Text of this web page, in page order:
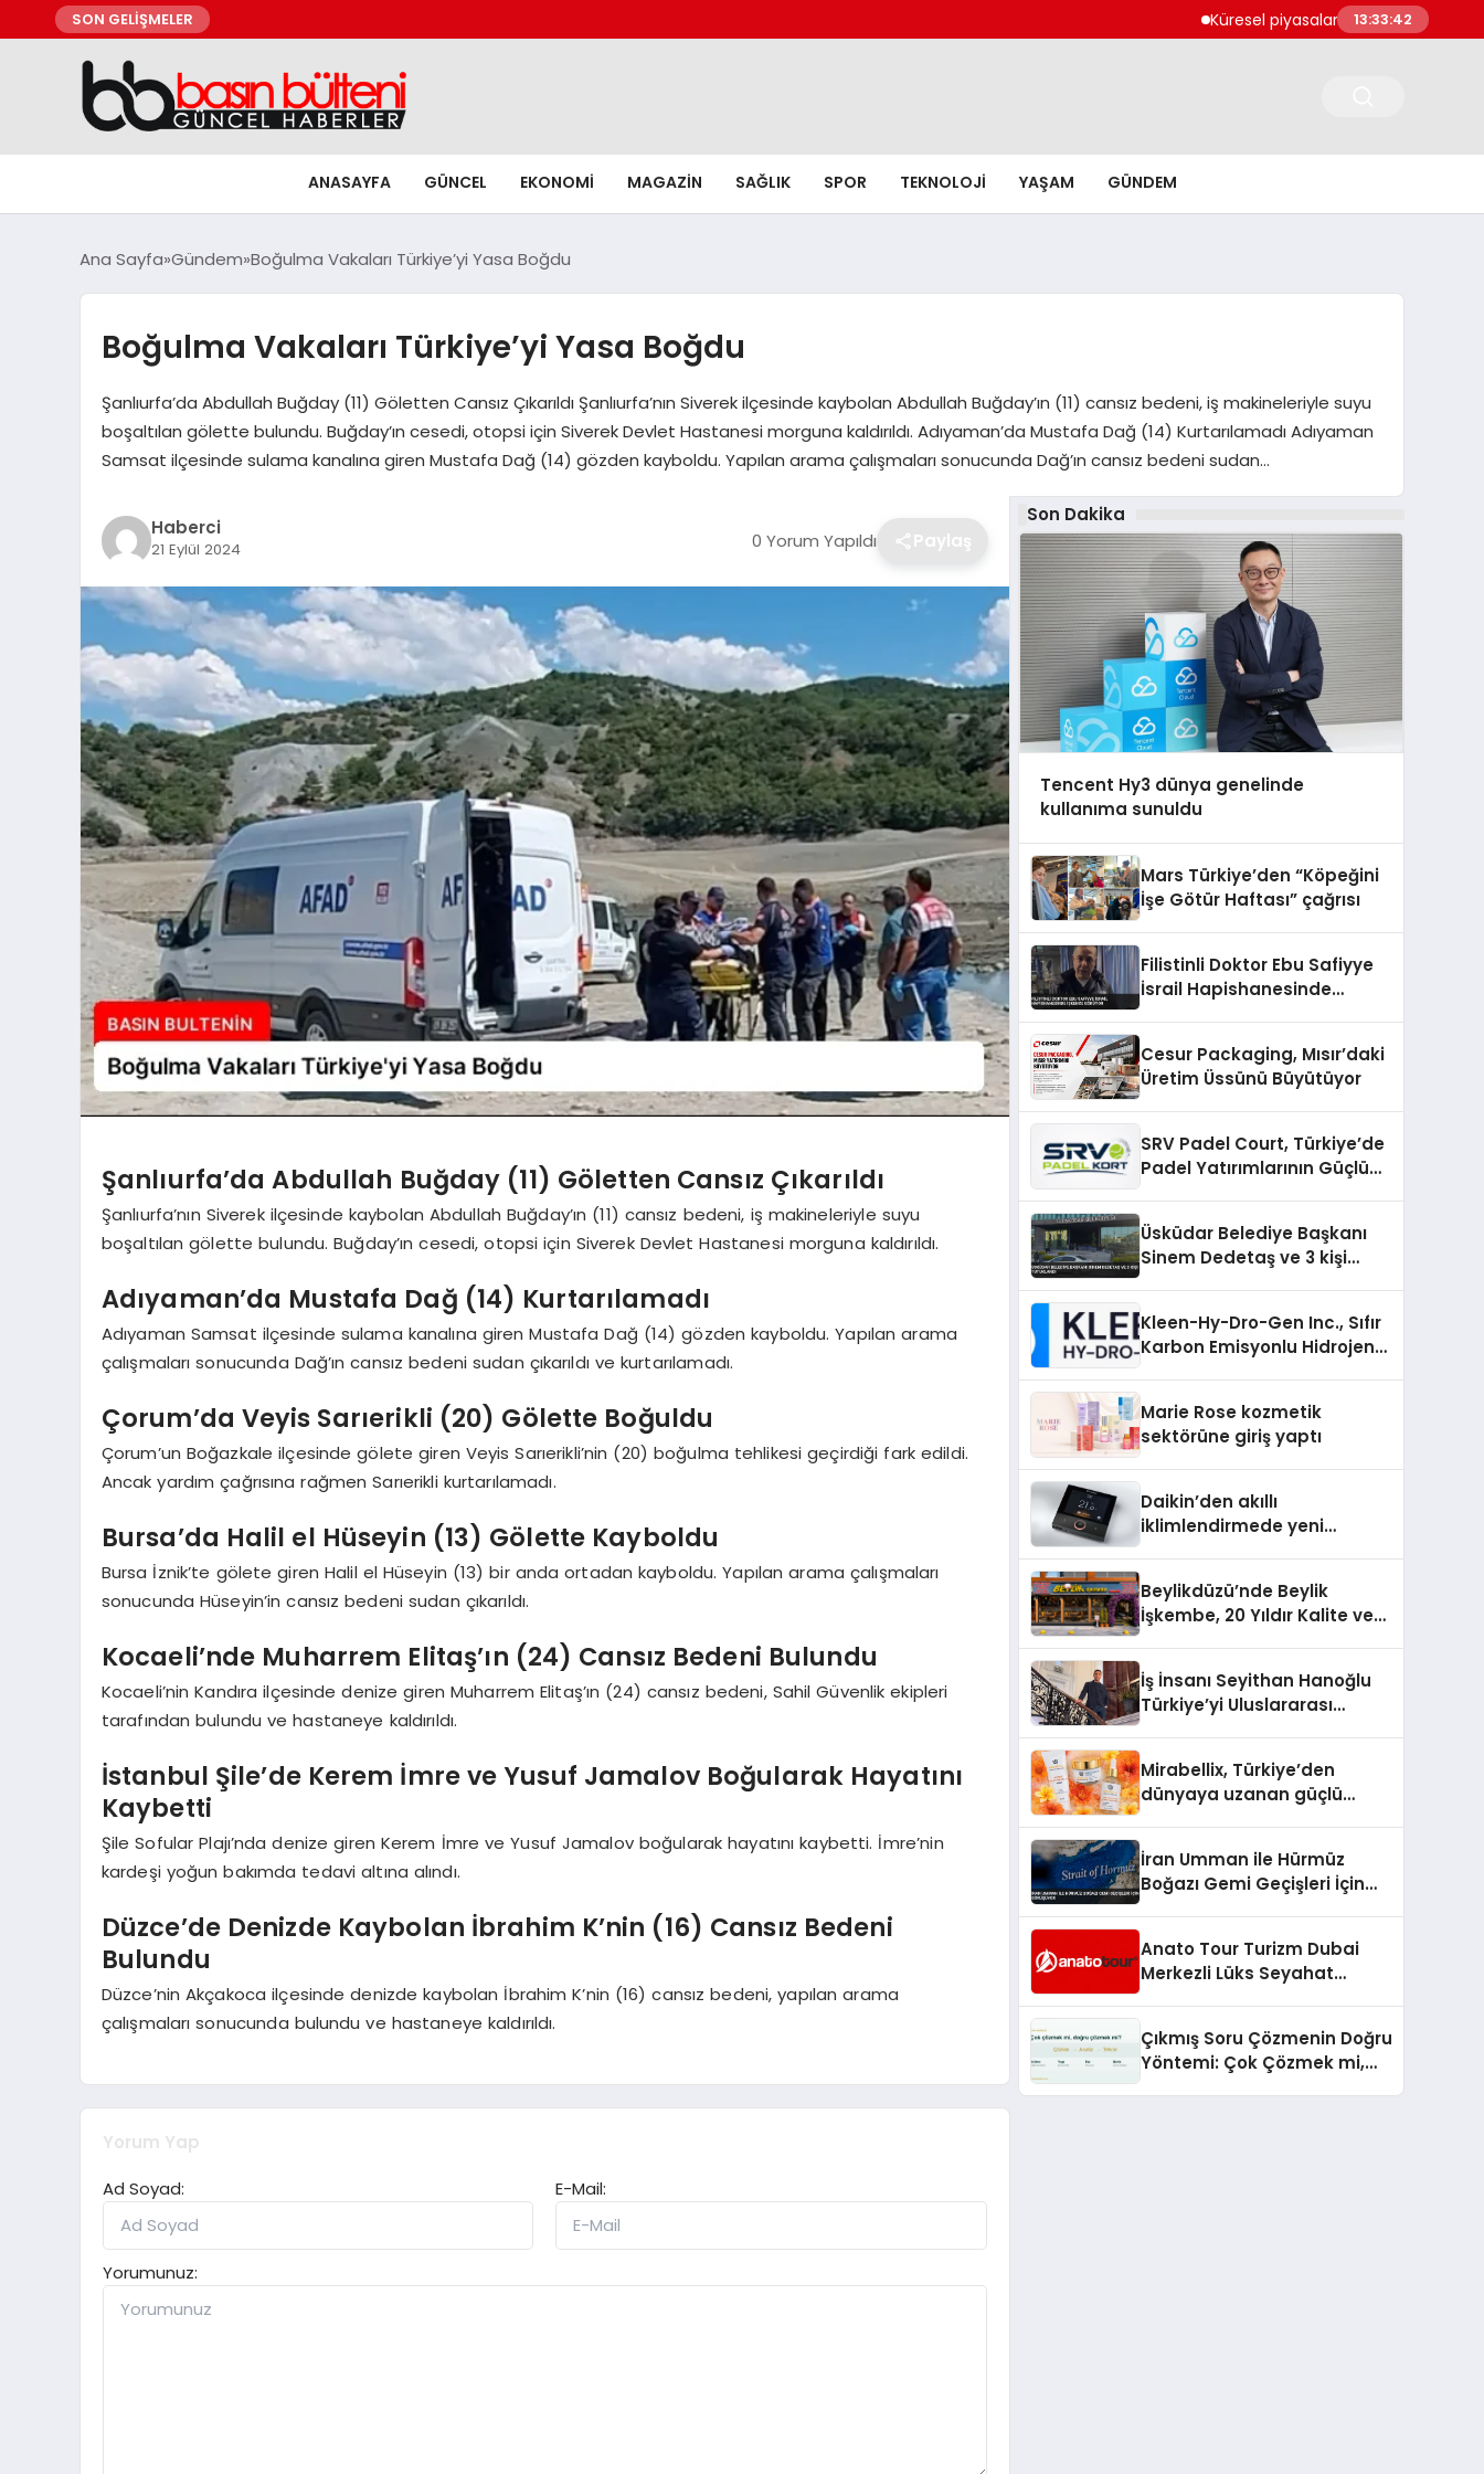
SON GELİŞMELER Küresel piyasalarda karışık seyir hakim
13:33:43
ANASAYFA GÜNCEL EKONOMI MAGAZIN SAĞLIK SPOR TEKNOLOJI YAŞAM GÜNDEM
Ana Sayfa Gündem Boğulma Vakaları Türkiye’yi Yasa Boğdu
Boğulma Vakaları Türkiye’yi Yasa Boğdu
Şanlıurfa’da Abdullah Buğday (11) Göletten Cansız Çıkarıldı Şanlıurfa’nın Siverek ilçesinde kaybolan Abdullah Buğday’ın (11) cansız bedeni, iş makineleriyle suyu
boşaltılan gölette bulundu. Buğday’ın cesedi, otopsi için Siverek Devlet Hastanesi morguna kaldırıldı. Adıyaman’da Mustafa Dağ (14) Kurtarılamadı Adıyaman
Samsat ilçesinde sulama kanalına giren Mustafa Dağ (14) gözden kayboldu. Yapılan arama çalışmaları sonucunda Dağ’ın cansız bedeni sudan…
Haberci
21 Eylül 2024 0 Yorum Yapıldı Paylaş
Şanlıurfa’da Abdullah Buğday (11) Göletten Cansız Çıkarıldı
Şanlıurfa’nın Siverek ilçesinde kaybolan Abdullah Buğday’ın (11) cansız bedeni, iş makineleriyle suyu
boşaltılan gölette bulundu. Buğday’ın cesedi, otopsi için Siverek Devlet Hastanesi morguna kaldırıldı.
Adıyaman’da Mustafa Dağ (14) Kurtarılamadı
Adıyaman Samsat ilçesinde sulama kanalına giren Mustafa Dağ (14) gözden kayboldu. Yapılan arama
çalışmaları sonucunda Dağ’ın cansız bedeni sudan çıkarıldı ve kurtarılamadı.
Çorum’da Veyis Sarıerikli (20) Gölette Boğuldu
Çorum’un Boğazkale ilçesinde gölete giren Veyis Sarıerikli’nin (20) boğulma tehlikesi geçirdiği fark edildi.
Ancak yardım çağrısına rağmen Sarıerikli kurtarılamadı.
Bursa’da Halil el Hüseyin (13) Gölette Kayboldu
Bursa İznik’te gölete giren Halil el Hüseyin (13) bir anda ortadan kayboldu. Yapılan arama çalışmaları
sonucunda Hüseyin’in cansız bedeni sudan çıkarıldı.
Kocaeli’nde Muharrem Elitaş’ın (24) Cansız Bedeni Bulundu
Kocaeli’nin Kandıra ilçesinde denize giren Muharrem Elitaş’ın (24) cansız bedeni, Sahil Güvenlik ekipleri
tarafından bulundu ve hastaneye kaldırıldı.
İstanbul Şile’de Kerem İmre ve Yusuf Jamalov Boğularak Hayatını
Kaybetti
Şile Sofular Plajı’nda denize giren Kerem İmre ve Yusuf Jamalov boğularak hayatını kaybetti. İmre’nin
kardeşi yoğun bakımda tedavi altına alındı.
Düzce’de Denizde Kaybolan İbrahim K’nin (16) Cansız Bedeni
Bulundu
Düzce’nin Akçakoca ilçesinde denizde kaybolan İbrahim K’nin (16) cansız bedeni, yapılan arama
çalışmaları sonucunda bulundu ve hastaneye kaldırıldı.
Yorum Yap
Ad Soyad:
E-Mail:
Yorumunuz:
Son Dakika
Tencent Hy3 dünya genelinde
kullanıma sunuldu
Mars Türkiye’den “Köpeğini
İşe Götür Haftası” çağrısı
Filistinli Doktor Ebu Safiyye
İsrail Hapishanesinde
Cesur Packaging, Mısır’daki
Üretim Üssünü Büyütüyor
SRV Padel Court, Türkiye’de
Padel Yatırımlarının Güçlü
Üsküdar Belediye Başkanı
Sinem Dedetaş ve 3 kişi
Kleen-Hy-Dro-Gen Inc., Sıfır
Karbon Emisyonlu Hidrojen
Aldı
Marie Rose kozmetik
sektörüne giriş yaptı
Daikin’den akıllı
iklimlendirmede yeni
Beylikdüzü’nde Beylik
İşkembe, 20 Yıldır Kalite ve
İş İnsanı Seyithan Hanoğlu
Türkiye’yi Uluslararası
Mirabellix, Türkiye’den
dünyaya uzanan güçlü
İran Umman ile Hürmüz
Boğazı Gemi Geçişleri İçin
Anato Tour Turizm Dubai
Merkezli Lüks Seyahat
Çıkmış Soru Çözmenin Doğru
Yöntemi: Çok Çözmek mi,